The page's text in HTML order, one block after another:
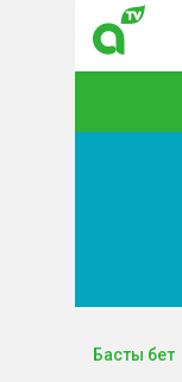
Басты бет